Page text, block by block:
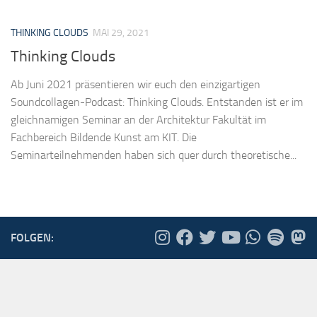
THINKING CLOUDS MAI 29, 2021
Thinking Clouds
Ab Juni 2021 präsentieren wir euch den einzigartigen
Soundcollagen-Podcast: Thinking Clouds. Entstanden ist er im
gleichnamigen Seminar an der Architektur Fakultät im
Fachbereich Bildende Kunst am KIT. Die
Seminarteilnehmenden haben sich quer durch theoretische...
FOLGEN: